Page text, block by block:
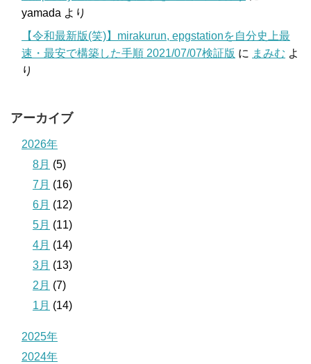
yamada より
【令和最新版(笑)】mirakurun, epgstationを自分史上最
速・最安で構築した手順 2021/07/07検証版 に まみむ よ
り
アーカイブ
2026年
8月 (5)
7月 (16)
6月 (12)
5月 (11)
4月 (14)
3月 (13)
2月 (7)
1月 (14)
2025年
2024年